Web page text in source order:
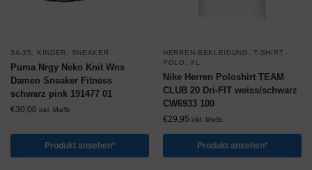
34-35 KINDER SNEAKER
Puma Nrgy Neko Knit Wns
Damen Sneaker Fitness
schwarz pink 191477 01
€30,00 inkl. MwSt.
Produkt ansehen*
HERREN-BEKLEIDUNG ,T-SHIRT -
POLO
XL
Nike Herren Poloshirt TEAM
CLUB 20 Dri-FIT weiss/schwarz
CW6933 100
€29,95 inkl. MwSt.
Produkt ansehen*